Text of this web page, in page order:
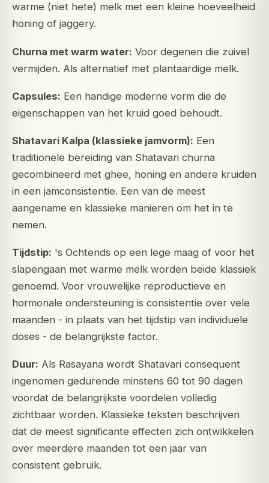
warme (niet hete) melk met een kleine hoeveelheid
honing of jaggery.
Churna met warm water: Voor degenen die zuivel
vermijden. Als alternatief met plantaardige melk.
Capsules: Een handige moderne vorm die de
eigenschappen van het kruid goed behoudt.
Shatavari Kalpa (klassieke jamvorm): Een
traditionele bereiding van Shatavari churna
gecombineerd met ghee, honing en andere kruiden
in een jamconsistentie. Een van de meest
aangename en klassieke manieren om het in te
nemen.
Tijdstip: 's Ochtends op een lege maag of voor het
slapengaan met warme melk worden beide klassiek
genoemd. Voor vrouwelijke reproductieve en
hormonale ondersteuning is consistentie over vele
maanden - in plaats van het tijdstip van individuele
doses - de belangrijkste factor.
Duur: Als Rasayana wordt Shatavari consequent
ingenomen gedurende minstens 60 tot 90 dagen
voordat de belangrijkste voordelen volledig
zichtbaar worden. Klassieke teksten beschrijven
dat de meest significante effecten zich ontwikkelen
over meerdere maanden tot een jaar van
consistent gebruik.